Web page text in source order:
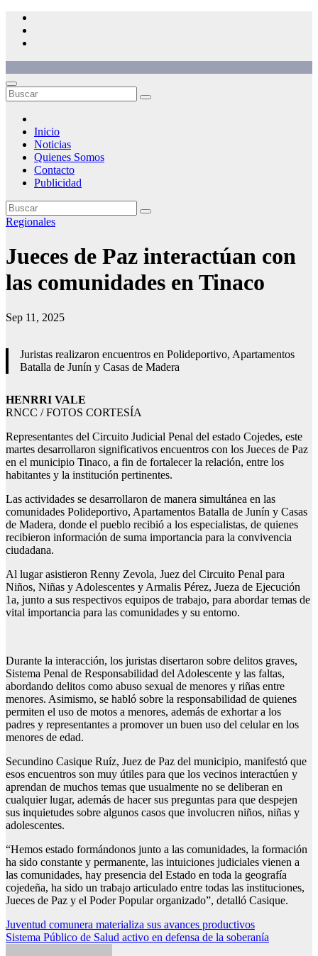
Saltar
contenido
Inicio
Noticias
Quienes Somos
Contacto
Publicidad
Regionales
Jueces de Paz interactúan con
las comunidades en Tinaco
Sep 11, 2025
Juristas realizaron encuentros en Polideportivo, Apartamentos
Batalla de Junín y Casas de Madera
HENRRI VALE
RNCC / FOTOS CORTESÍA
Representantes del Circuito Judicial Penal del estado Cojedes, este
martes desarrollaron significativos encuentros con los Jueces de Paz
en el municipio Tinaco, a fin de fortalecer la relación, entre los
habitantes y la institución pertinentes.
Las actividades se desarrollaron de manera simultánea en las
comunidades Polideportivo, Apartamentos Batalla de Junín y Casas
de Madera, donde el pueblo recibió a los especialistas, de quienes
recibieron información de suma importancia para la convivencia
ciudadana.
Al lugar asistieron Renny Zevola, Juez del Circuito Penal para
Niños, Niñas y Adolescentes y Armalis Pérez, Jueza de Ejecución
1a, junto a sus respectivos equipos de trabajo, para abordar temas de
vital importancia para las comunidades y su entorno.
Durante la interacción, los juristas disertaron sobre delitos graves,
Sistema Penal de Responsabilidad del Adolescente y las faltas,
abordando delitos como abuso sexual de menores y riñas entre
menores. Asimismo, se habló sobre la responsabilidad de quienes
permiten el uso de motos a menores, además de exhortar a los
padres y representantes a promover un buen uso del celular en los
menores de edad.
Secundino Casique Ruíz, Juez de Paz del municipio, manifestó que
esos encuentros son muy útiles para que los vecinos interactúen y
aprendan de muchos temas que usualmente no se deliberan en
cualquier lugar, además de hacer sus preguntas para que despejen
sus inquietudes sobre algunos casos que involucren niños, niñas y
adolescentes.
“Hemos estado formándonos junto a las comunidades, la formación
ha sido constante y permanente, las intuiciones judiciales vienen a
las comunidades, hay presencia del Estado en toda la geografía
cojedeña, ha sido un trabajo articulado entre todas las instituciones,
Jueces de Paz y el Poder Popular organizado”, detalló Casique.
Navegación
de
Juventud comunera materializa sus avances productivos
Sistema Público de Salud activo en defensa de la soberanía